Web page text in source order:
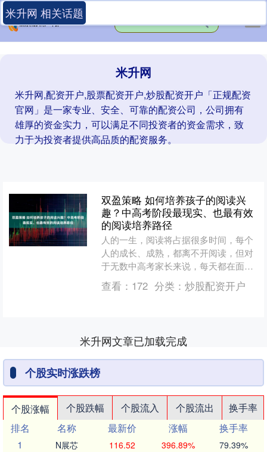
米升网
米升网,配资开户,股票配资开户,炒股配资开户「正规配资
官网」是一家专业、安全、可靠的配资公司，公司拥有
雄厚的资金实力，可以满足不同投资者的资金需求，致
力于为投资者提供高品质的配资服务。
米升网 相关话题
双盈策略 如何培养孩子的阅读兴
趣？中高考阶段最现实、也最有效
的阅读培养路径
人的一生，阅读将占据很多时间，每个
人的成长、成熟，都离不开阅读，但对
于无数中高考家长来说，每天都在面
对，却最难解决的一个痛点是： 语文阅
读丢分、作文写不长， 文....
查看： 172 分类： 炒股配资开户
米升网文章已加载完成
个股实时涨跌榜
个股涨幅 个股跌幅 个股流入 个股流出
换手率
排名
名称 最新价 涨幅
换手率
1
N展芯 116.52 396.89% 79.39%